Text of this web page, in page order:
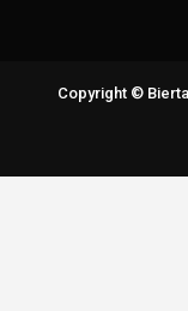
Copyright ©